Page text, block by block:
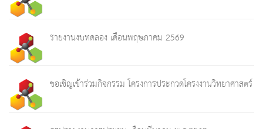
รายงานงบทดลอง เดือนพฤษภาคม 2569
ขอเชิญเข้าร่วมกิจกรรม โครงการประกวดโครงงานวิทยาศาสตร์